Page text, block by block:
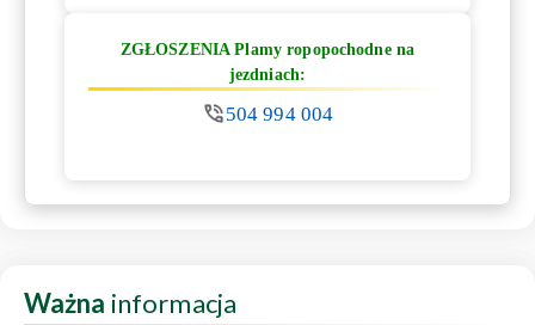
ZGŁOSZENIA Plamy ropopochodne na
jezdniach:
504 994 004
Ważna informacja